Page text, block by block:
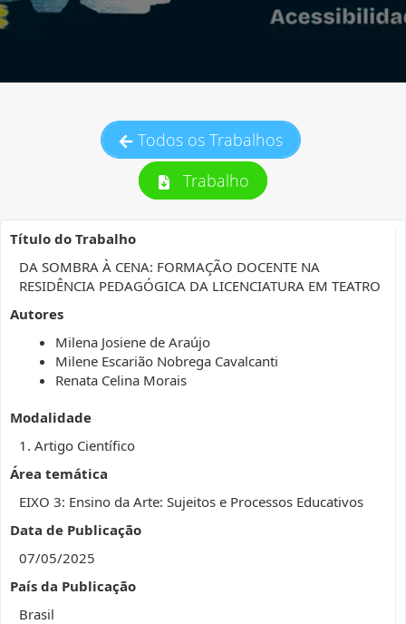
Todos os Trabalhos
Trabalho
Título do Trabalho
DA SOMBRA À CENA: FORMAÇÃO DOCENTE NA
RESIDÊNCIA PEDAGÓGICA DA LICENCIATURA EM TEATRO
Autores
Milena Josiene de Araújo
Milene Escarião Nobrega Cavalcanti
Renata Celina Morais
Modalidade
1. Artigo Científico
Área temática
EIXO 3: Ensino da Arte: Sujeitos e Processos Educativos
Data de Publicação
07/05/2025
País da Publicação
Brasil